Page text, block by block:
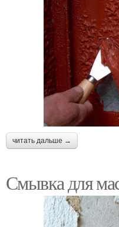
читать дальше →
Смывка для